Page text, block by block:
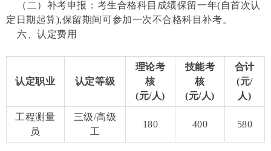
（二）补考申报：考生合格科目成绩保留一年(自首次认
定日期起算),保留期间可参加一次不合格科目补考。
六、认定费用
认定职业 认定等级
理论考
核
(元/人)
技能考
核
(元/人)
合计
(元/
人)
工程测量
员
三级/高级
工
180 400 580